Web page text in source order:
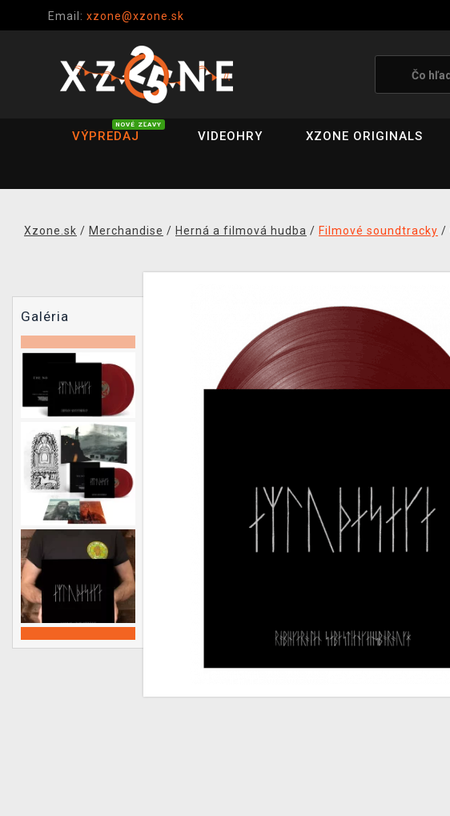
Email: xzone@xzone.sk
VÝPREDAJ
NOVÉ ZĽAVY
VIDEOHRY XZONE ORIGINALS
Xzone.sk / Merchandise / Herná a filmová hudba / Filmové soundtracky /
Galéria